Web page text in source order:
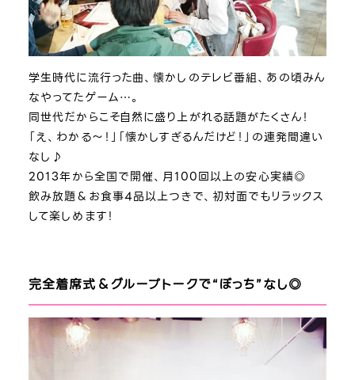
学生時代に流行った曲、懐かしのテレビ番組、あの頃みん
なやってたゲーム…。
同世代だからこそ自然に盛り上がれる話題がたくさん！
「え、わかる～！」「懐かしすぎるんだけど！」の連発間違い
なし♪
2013年から全国で開催、月100回以上の安心実績◎
飲み放題＆お食事4品以上つきで、初対面でもリラックス
して楽しめます！
完全着席式＆グループトークで“ぼっち”なし◎